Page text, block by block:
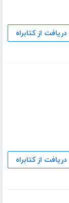
دریافت از کتابراه
دریافت از کتابراه